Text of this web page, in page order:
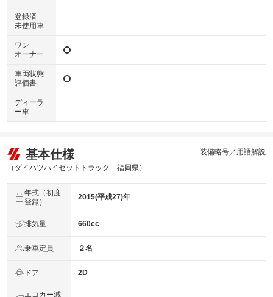
登録済
未使用車
-
ワン
オーナー
車両状態
評価書
ディーラ
ー車
-
基本仕様
（ダイハツハイゼットトラック 福岡県）
装備略号／用語解説
年式（初度
登録）
2015(平成27)年
排気量 660cc
乗車定員 ２名
ドア 2D
エコカー減